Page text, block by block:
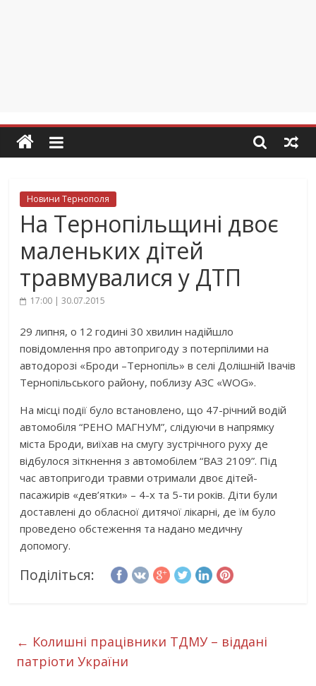
Новини Тернополя
На Тернопільщині двоє
маленьких дітей
травмувалися у ДТП
17:00 | 30.07.2015
29 липня, о 12 годині 30 хвилин надійшло
повідомлення про автопригоду з потерпілими на
автодорозі «Броди –Тернопіль» в селі Долішній Івачів
Тернопільського району, поблизу АЗС «WOG».
На місці події було встановлено, що 47-річний водій
автомобіля “РЕНО МАГНУМ”, слідуючи в напрямку
міста Броди, виїхав на смугу зустрічного руху де
відбулося зіткнення з автомобілем “ВАЗ 2109”. Під
час автопригоди травми отримали двоє дітей-
пасажирів «дев’ятки» – 4-х та 5-ти років. Діти були
доставлені до обласної дитячої лікарні, де їм було
проведено обстеження та надано медичну
допомогу.
Поділіться:
← Колишні працівники ТДМУ – віддані
патріоти України